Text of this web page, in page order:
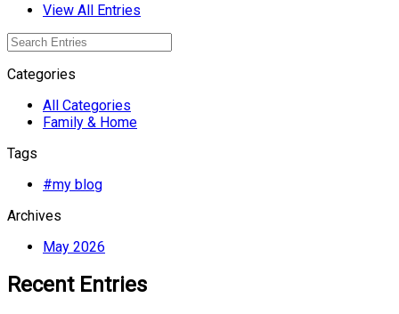
View All Entries
Categories
All Categories
Family & Home
Tags
#my blog
Archives
May 2026
Recent Entries